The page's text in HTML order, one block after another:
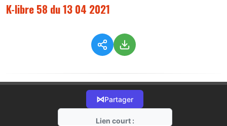
K-libre 58 du 13 04 2021
⋈Partager
Lien court :